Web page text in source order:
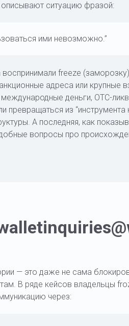
описывают ситуацию фразой:
ими невозможно.”
freeze
адреса или
деньги, OTC-
превращаться из
А последняя, как
вопросы про
— это даже не сама
В ряде кейсов владельцы
через: